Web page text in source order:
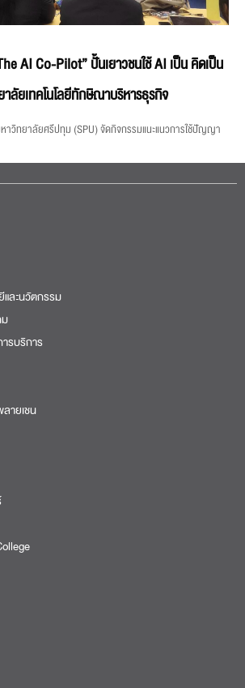
AI Co-Pilot” ปั้นเยาวชนใช้ AI เป็น คิดเป็น
ลัยเทคโนโลยีทักษิณาบริหารธุรกิจ
าวิทยาลัยศรีปทุม (SPU) จัดกิจกรรมแนะแนวการใช้ปัญญา
และนวัตกรรม
รบริการ
ายเชน